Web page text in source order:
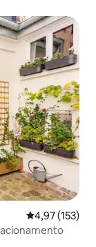
4,97 de uma
4,97 (153)